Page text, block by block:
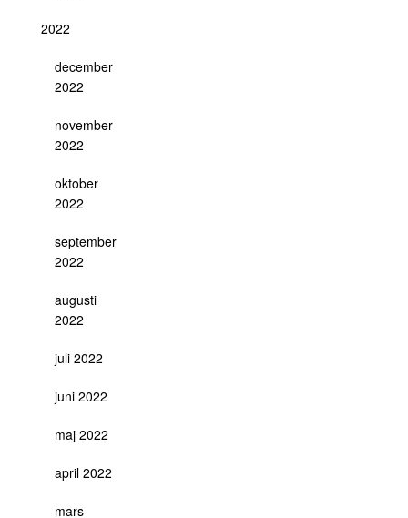
2022
december
2022
november
2022
oktober
2022
september
2022
augusti
2022
juli 2022
juni 2022
maj 2022
april 2022
mars